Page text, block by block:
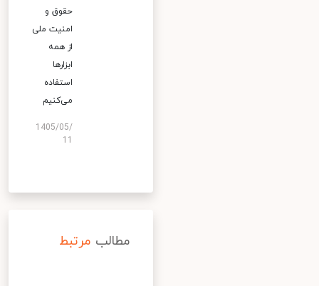
حقوق و
امنیت ملی
از همه
ابزارها
استفاده
می‌کنیم
1405/05/
مطالب مرتبط